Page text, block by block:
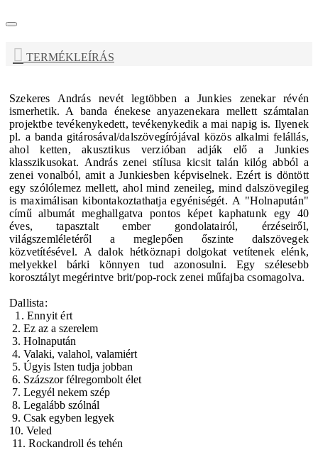
TERMÉKLEÍRÁS
Szekeres Andrásnevét legtöbben aJunkies zenekar révén
ismerhetik. A banda énekese anyazenekara mellett számtalan
projektbe tevékenykedett, tevékenykedik a mai napig is. Ilyenek
pl. a banda gitárosával/dalszövegírójával közös alkalmi felállás,
ahol ketten, akusztikus verzióban adják elő a Junkies
klasszikusokat. András zenei stílusa kicsit talán kilóg abból a
zenei vonalból, amit a Junkiesben képviselnek. Ezért is döntött
egy szólólemez mellett, ahol mind zeneileg, mind dalszövegileg
is maximálisan kibontakoztathatja egyéniségét. A "Holnapután"
című albumát meghallgatva pontos képet kaphatunk egy 40
éves, tapasztalt ember gondolatairól, érzéseiről,
világszemléletéről a meglepően őszinte dalszövegek
közvetítésével. A dalok hétköznapi dolgokat vetítenek elénk,
melyekkel bárki könnyen tud azonosulni. Egy szélesebb
korosztályt megérintve brit/pop-rock zenei műfajba csomagolva.
Dallista:
1. Ennyit ért
2. Ez az a szerelem
3. Holnapután
4. Valaki, valahol, valamiért
5. Úgyis Isten tudja jobban
6. Százszor félregombolt élet
7. Legyél nekem szép
8. Legalább szólnál
9. Csak egyben legyek
10. Veled
11. Rockandroll és tehén